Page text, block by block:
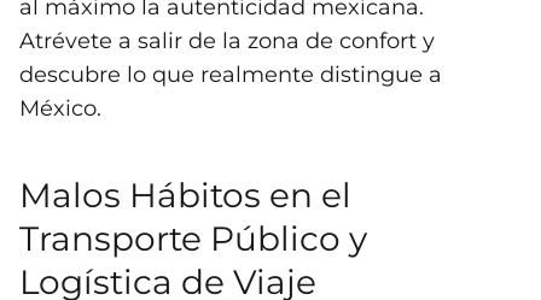
al máximo la autenticidad mexicana.
Atrévete a salir de la zona de confort y
descubre lo que realmente distingue a
México.
Malos Hábitos en el
Transporte Público y
Logística de Viaje